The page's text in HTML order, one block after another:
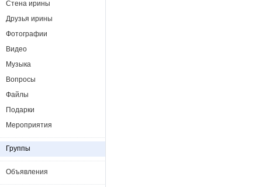
Стена ирины
Друзья ирины
Фотографии
Видео
Музыка
Вопросы
Файлы
Подарки
Мероприятия
Группы
Объявления